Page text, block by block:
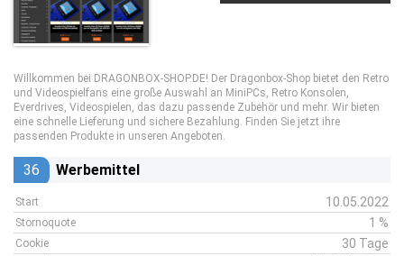
Willkommen bei DRAGONBOX-SHOP.DE! Der Dragonbox-Shop bietet den Retro
und Videospielfans eine große Auswahl an MiniPCs, Retro Konsolen,
Everdrives, Videospielen, das dazu passende Zubehör und mehr. Wir bieten
eine schnelle Lieferung und sichere Bezahlung. Finden Sie jetzt ihre
passenden Produkte in unseren Angeboten.
36 Werbemittel
Start 10.05.2022
Stornoquote 1 %
Cookie 30 Tage